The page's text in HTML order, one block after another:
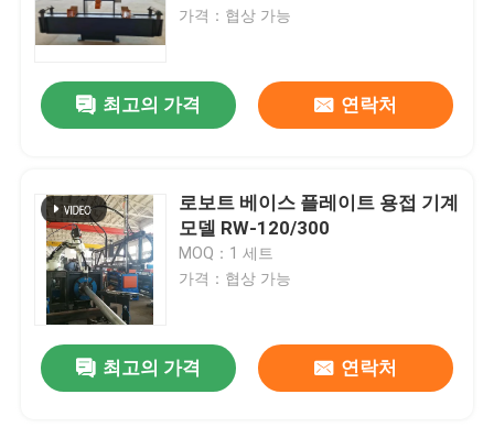
홈
제품
회사 소개
공장 견학
가격：협상 가능
최고의 가격 연락처
로보트 베이스 플레이트 용접 기계
모델 RW-120/300
MOQ：1 세트
가격：협상 가능
최고의 가격 연락처
커트 강철 플레이트 8 × 5000를 위한 믿을 수 있는 성과 유압 깎는 기계